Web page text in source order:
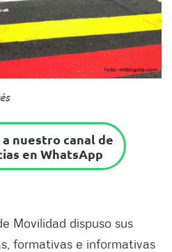
nuestro canal de
en WhatsApp
Movilidad dispuso sus
formativas e informativas